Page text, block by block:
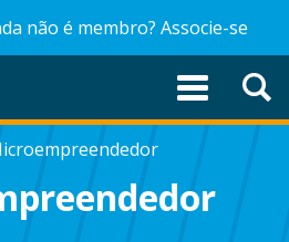
não é membro? Associe-se